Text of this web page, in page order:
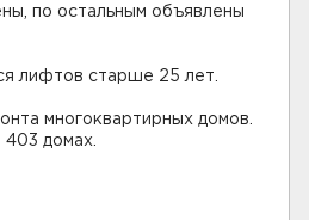
по остальным объявлены
лифтов старше 25 лет.
многоквартирных домов.
домах.